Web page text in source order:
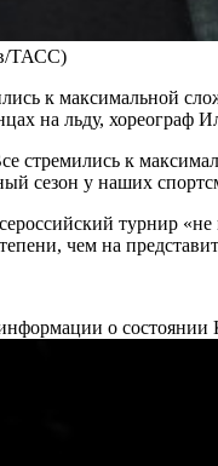
ТАСС)
к максимальной
на льду, хореограф
стремились к
сезон у наших
турнир
чем на
о состоянии